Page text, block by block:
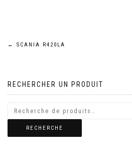
Navigation
l’article
← SCANIA R420LA
RECHERCHER UN PRODUIT
RECHERCHE